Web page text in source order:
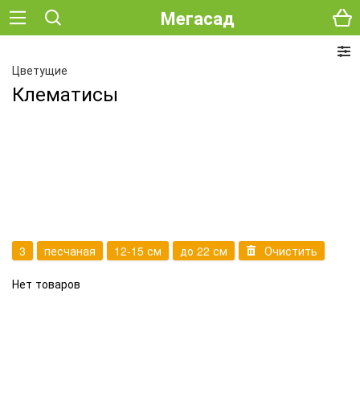
Мегасад
Цветущие
Клематисы
3 песчаная 12-15 см до 22 см Очистить
Нет товаров